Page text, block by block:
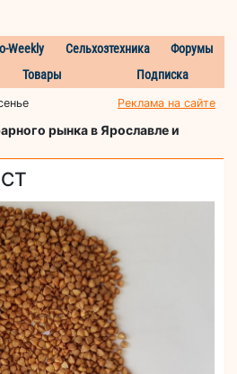
Weekly Сельхозтехника
Форумы
Товары Подписка
Реклама на сайте
рынка в Ярославле и